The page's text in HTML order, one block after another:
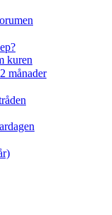
kuren
månader